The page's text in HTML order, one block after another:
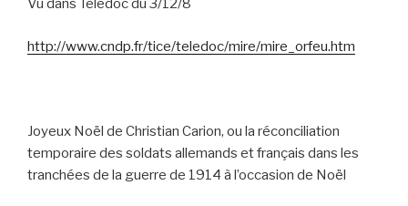
Vu dans Télédoc du 3/12/8
http://www.cndp.fr/tice/teledoc/mire/mire_orfeu.htm
Joyeux Noël de Christian Carion, ou la réconciliation
temporaire des soldats allemands et français dans les
tranchées de la guerre de 1914 à l’occasion de Noël